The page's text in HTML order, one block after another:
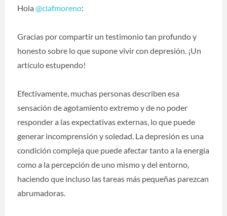
Hola @clafmoreno:
Gracias por compartir un testimonio tan profundo y
honesto sobre lo que supone vivir con depresión. ¡Un
artículo estupendo!
Efectivamente, muchas personas describen esa
sensación de agotamiento extremo y de no poder
responder a las expectativas externas, lo que puede
generar incomprensión y soledad. La depresión es una
condición compleja que puede afectar tanto a la energía
como a la percepción de uno mismo y del entorno,
haciendo que incluso las tareas más pequeñas parezcan
abrumadoras.